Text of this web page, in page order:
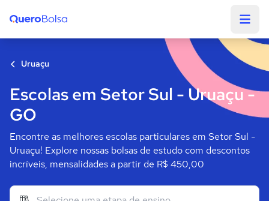
Uruaçu
Escolas em Setor Sul - Uruaçu -
GO
Encontre as melhores escolas particulares em Setor Sul -
Uruaçu! Explore nossas bolsas de estudo com descontos
incríveis, mensalidades a partir de R$ 450,00